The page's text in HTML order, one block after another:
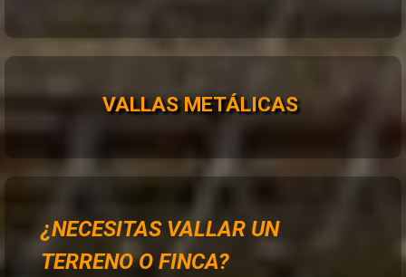
VALLAS METÁLICAS
¿NECESITAS VALLAR UN
TERRENO O FINCA?